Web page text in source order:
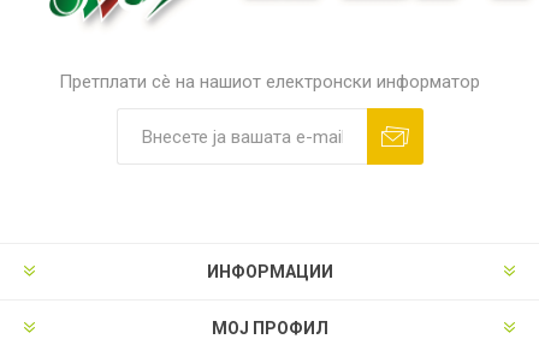
Претплати сè на нашиот електронски информатор
ИНФОРМАЦИИ
МОЈ ПРОФИЛ